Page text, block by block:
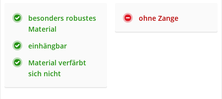
besonders robustes
Material
einhängbar
Material verfärbt
sich nicht
ohne Zange